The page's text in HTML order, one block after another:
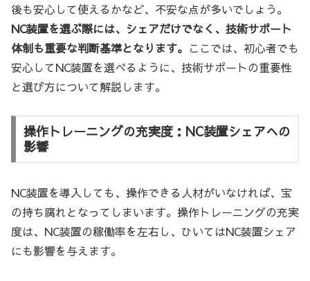
後も安心して使えるかなど、不安な点が多いでしょう。
NC装置を選ぶ際には、シェアだけでなく、技術サポート
体制も重要な判断基準となります。 ここでは、初心者でも
安心してNC装置を選べるように、技術サポートの重要性
と選び方について解説します。
操作トレーニングの充実度：NC装置シェアへの
影響
NC装置を導入しても、操作できる人材がいなければ、宝
の持ち腐れとなってしまいます。操作トレーニングの充実
度は、NC装置の稼働率を左右し、ひいてはNC装置シェア
にも影響を与えます。